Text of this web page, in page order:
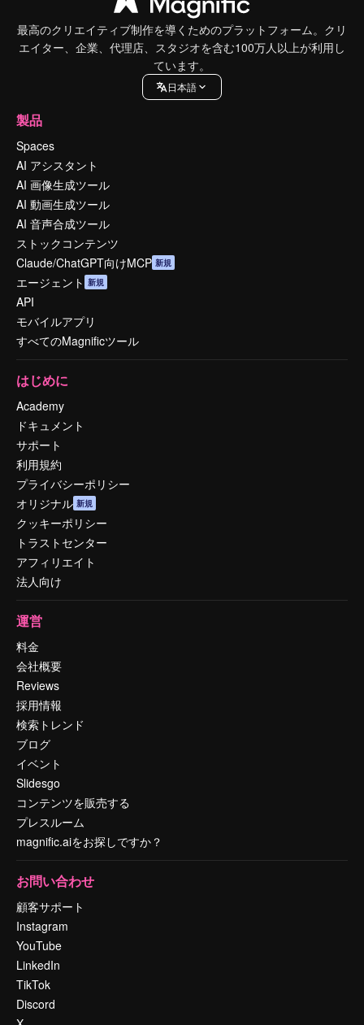
最高のクリエイティブ制作を導くためのプラットフォーム。クリ
エイター、企業、代理店、スタジオを含む100万人以上が利用し
ています。
日本語
製品
Spaces
AI アシスタント
AI 画像生成ツール
AI 動画生成ツール
AI 音声合成ツール
ストックコンテンツ
Claude/ChatGPT向けMCP 新規
エージェント 新規
API
モバイルアプリ
すべてのMagnificツール
はじめに
Academy
ドキュメント
サポート
利用規約
プライバシーポリシー
オリジナル 新規
クッキーポリシー
トラストセンター
アフィリエイト
法人向け
運営
料金
会社概要
Reviews
採用情報
検索トレンド
ブログ
イベント
Slidesgo
コンテンツを販売する
プレスルーム
magnific.aiをお探しですか？
お問い合わせ
顧客サポート
Instagram
YouTube
LinkedIn
TikTok
Discord